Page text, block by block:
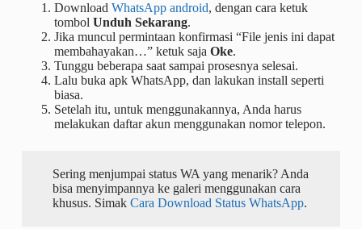
Download WhatsApp android, dengan cara ketuk
tombol Unduh Sekarang.
Jika muncul permintaan konfirmasi “File jenis ini dapat
membahayakan…” ketuk saja Oke.
Tunggu beberapa saat sampai prosesnya selesai.
Lalu buka apk WhatsApp, dan lakukan install seperti
biasa.
Setelah itu, untuk menggunakannya, Anda harus
melakukan daftar akun menggunakan nomor telepon.
Sering menjumpai status WA yang menarik? Anda
bisa menyimpannya ke galeri menggunakan cara
khusus. Simak Cara Download Status WhatsApp.